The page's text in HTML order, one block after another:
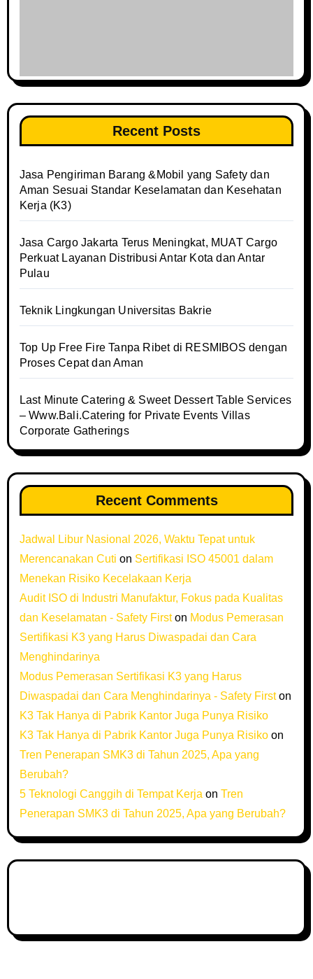
Recent Posts
Jasa Pengiriman Barang &Mobil yang Safety dan
Aman Sesuai Standar Keselamatan dan Kesehatan
Kerja (K3)
Jasa Cargo Jakarta Terus Meningkat, MUAT Cargo
Perkuat Layanan Distribusi Antar Kota dan Antar
Pulau
Teknik Lingkungan Universitas Bakrie
Top Up Free Fire Tanpa Ribet di RESMIBOS dengan
Proses Cepat dan Aman
Last Minute Catering & Sweet Dessert Table Services
– Www.Bali.Catering for Private Events Villas
Corporate Gatherings
Recent Comments
Jadwal Libur Nasional 2026, Waktu Tepat untuk
Merencanakan Cuti on Sertifikasi ISO 45001 dalam
Menekan Risiko Kecelakaan Kerja
Audit ISO di Industri Manufaktur, Fokus pada Kualitas
dan Keselamatan - Safety Firston Modus Pemerasan
Sertifikasi K3 yang Harus Diwaspadai dan Cara
Menghindarinya
Modus Pemerasan Sertifikasi K3 yang Harus
Diwaspadai dan Cara Menghindarinya - Safety Firston
K3 Tak Hanya di Pabrik Kantor Juga Punya Risiko
K3 Tak Hanya di Pabrik Kantor Juga Punya Risikoon
Tren Penerapan SMK3 di Tahun 2025, Apa yang
Berubah?
5 Teknologi Canggih di Tempat Kerja on Tren
Penerapan SMK3 di Tahun 2025, Apa yang Berubah?